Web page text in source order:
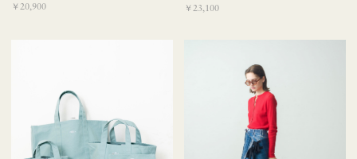
￥20,900 ￥23,100